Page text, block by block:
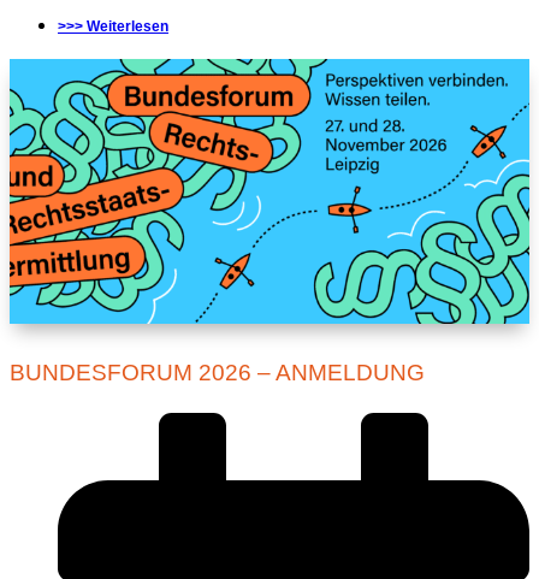
>>> Weiterlesen
BUNDESFORUM 2026 – ANMELDUNG